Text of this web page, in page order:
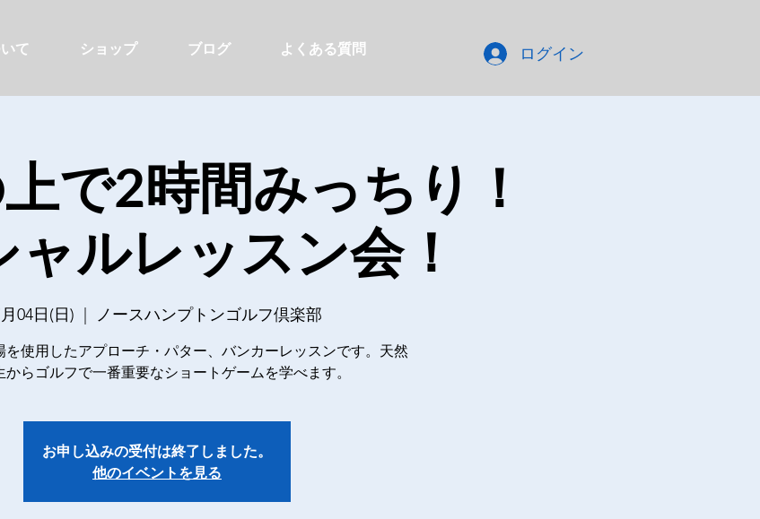
て ショップ ブログ よくある質問 ログイン
で2時間みっちり！
ャルレッスン会！
04日(日) ノースハンプトンゴルフ倶楽部
を使用したアプローチ・パター、バンカーレッスンです。天然
からゴルフで一番重要なショートゲームを学べます。
お申し込みの受付は終了しました。
他のイベントを見る